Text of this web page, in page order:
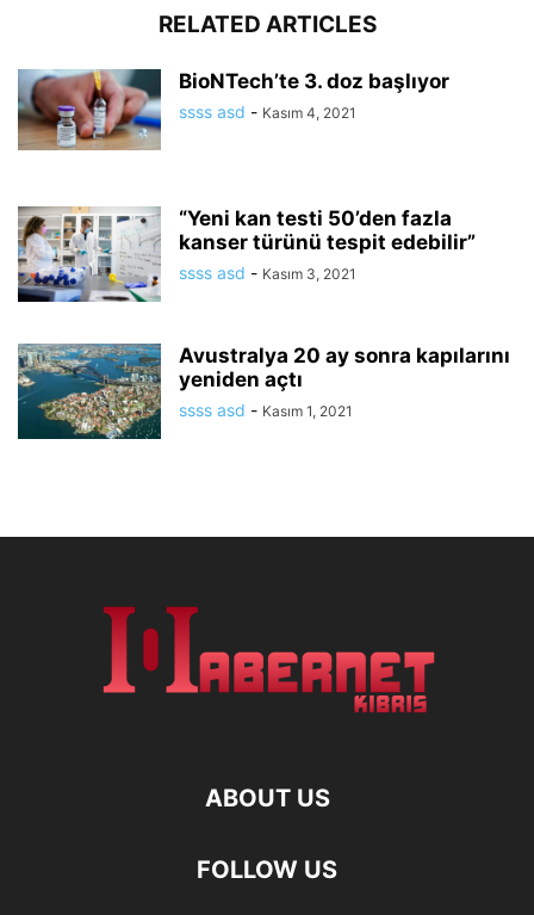
RELATED ARTICLES
BioNTech’te 3. doz başlıyor
ssss asd - Kasım 4, 2021
“Yeni kan testi 50’den fazla
kanser türünü tespit edebilir”
ssss asd - Kasım 3, 2021
Avustralya 20 ay sonra kapılarını
yeniden açtı
ssss asd - Kasım 1, 2021
ABOUT US
FOLLOW US